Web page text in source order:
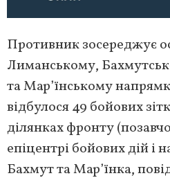
Противник зосереджує
Лиманському,
та Мар’їнському
відбулося 49 бойових
ділянках фронту
епіцентрі бойових дій і
Бахмут та Мар’їнка,